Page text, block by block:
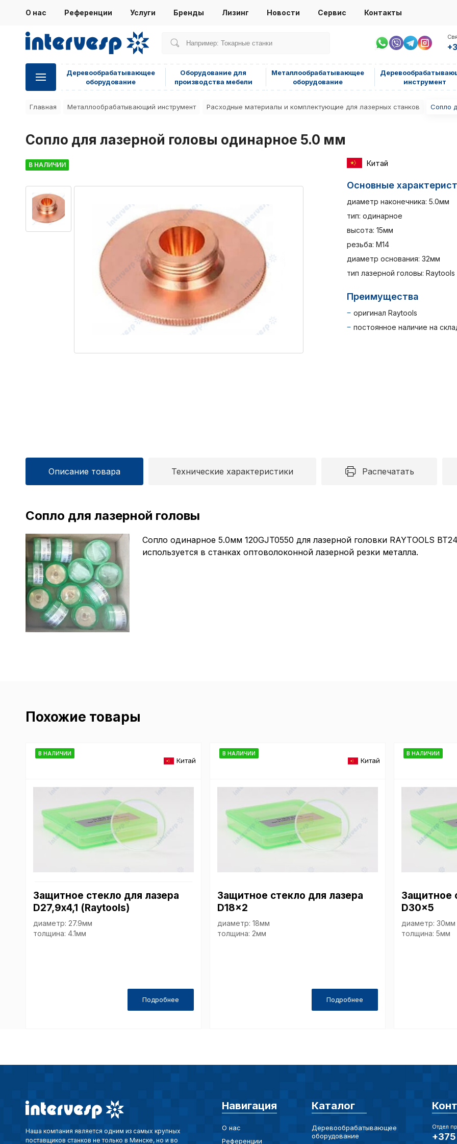
О нас Референции Услуги Бренды Лизинг Новости Сервис Контакты
Деревообрабатывающее
оборудование
Оборудование для
производства мебели
Металлообрабатывающее
оборудование
инструмент
Главная Металлообрабатывающий инструмент Расходные материалы и комплектующие для лазерных станков Сопло
Сопло для лазерной головы одинарное 5.0 мм
В НАЛИЧИИ Китай
Основные
диаметр наконечника: 5.0мм
тип: одинарное
высота: 15мм
резьба: М14
диаметр основания: 32мм
тип лазерной головы: Raytools
Преимущества
оригинал Raytools
постоянное наличие на
Описание товара Технические характеристики Распечатать
Сопло для лазерной головы
Сопло одинарное 5.0мм 120GJT0550 для лазерной головки RAYTOOLS
используется в станках оптоволоконной лазерной резки металла.
Похожие товары
В НАЛИЧИИ
Китай
Защитное стекло для лазера
D27,9х4,1 (Raytools)
диаметр: 27.9мм
толщина: 4.1мм
Подробнее
В НАЛИЧИИ
Китай
Защитное стекло для лазера
D18x2
диаметр: 18мм
толщина: 2мм
Подробнее
В НАЛИЧИИ
Защитное
D30x5
диаметр: 30мм
толщина: 5мм
Наша компания является одним из самых крупных
поставщиков станков не только в Минске, но и во
Навигация
О нас
Референции
Каталог
Деревообрабатывающее
оборудование
Отдел
Вы можете
периода
cookie (в т.ч.
в нижней или
можете